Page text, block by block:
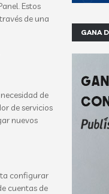
Estos
de una
de
de servicios
nuevos
configurar
cuentas de
GANA